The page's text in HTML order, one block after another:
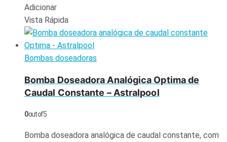
Adicionar
Vista Rápida
Bombas doseadoras
Bomba Doseadora Analógica Optima de
Caudal Constante – Astralpool
0out of 5
Bomba doseadora analógica de caudal constante, com